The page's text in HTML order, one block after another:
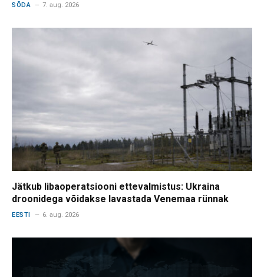
SÕDA 7. aug. 2026
Jätkub libaoperatsiooni ettevalmistus: Ukraina
droonidega võidakse lavastada Venemaa rünnak
EESTI 6. aug. 2026